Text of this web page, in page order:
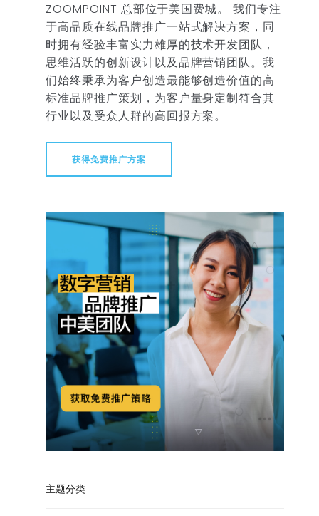
ZOOMPOINT 总部位于美国费城。 我们专注
于高品质在线品牌推广一站式解决方案，同
时拥有经验丰富实力雄厚的技术开发团队，
思维活跃的创新设计以及品牌营销团队。我
们始终秉承为客户创造最能够创造价值的高
标准品牌推广策划，为客户量身定制符合其
行业以及受众人群的高回报方案。
获得免费推广方案
主题分类